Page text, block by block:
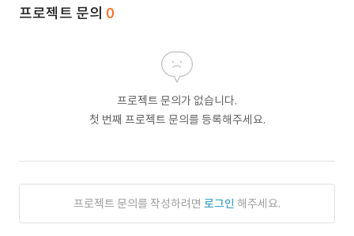
프로젝트 문의 0
프로젝트 문의가 없습니다.
첫 번째 프로젝트 문의를 등록해주세요.
프로젝트 문의를 작성하려면 로그인 해주세요.